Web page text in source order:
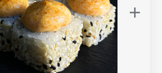
+